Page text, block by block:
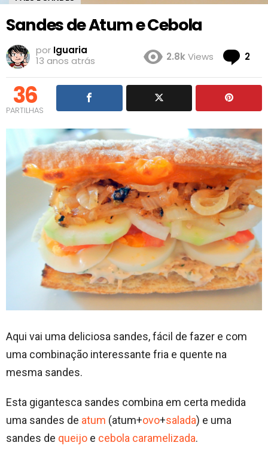
Sandes de Atum e Cebola
por Iguaria
13 anos atrás
2.8kViews 2
36
PARTILHAS
Aqui vai uma deliciosa sandes, fácil de fazer e com
uma combinação interessante fria e quente na
mesma sandes.
Esta gigantesca sandes combina em certa medida
uma sandes de atum (atum+ovo+salada) e uma
sandes de queijo e cebola caramelizada.